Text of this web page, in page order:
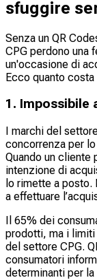
sfuggire
Senza un QR
CPG perdono una
un'occasione di
Ecco quanto
1. Impossibile
I marchi del
concorrenza per
Quando un cliente
intenzione di
lo rimette a
a effettuare
Il 65% dei
prodotti, ma i
del settore CPG.
consumatori
determinanti per